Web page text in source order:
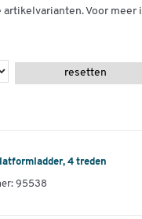
artikelvarianten. Voor
resetten
4 treden
95538